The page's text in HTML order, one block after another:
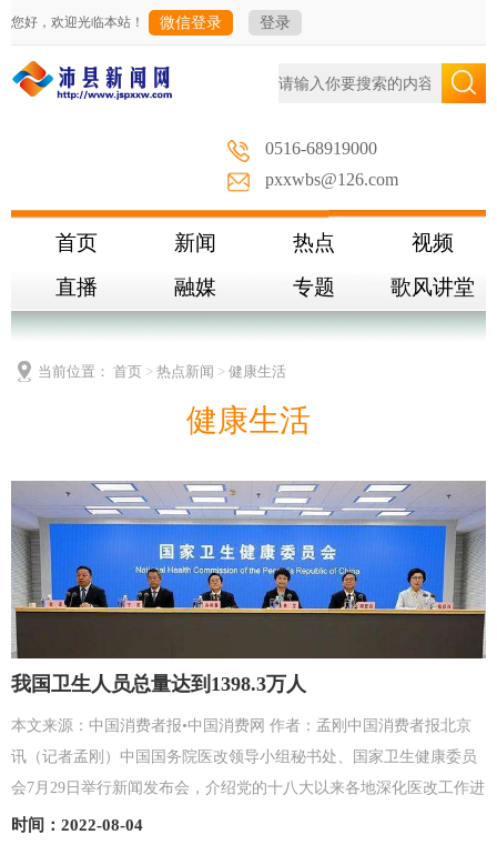
您好，欢迎光临本站！ 微信登录 登录
0516-68919000
pxxwbs@126.com
首页 新闻 热点
视频
直播
融媒 专题 歌风讲堂
当前位置： 首页 > 热点新闻 > 健康生活
健康生活
我国卫生人员总量达到1398.3万人
本文来源：中国消费者报•中国消费网 作者：孟刚中国消费者报北京
讯（记者孟刚）中国国务院医改领导小组秘书处、国家卫生健康委员
会7月29日举行新闻发布会，介绍党的十八大以来各地深化医改工作进
展成效。国家卫生健康委员会体制改革司司长许树强...
时间：2022-08-04